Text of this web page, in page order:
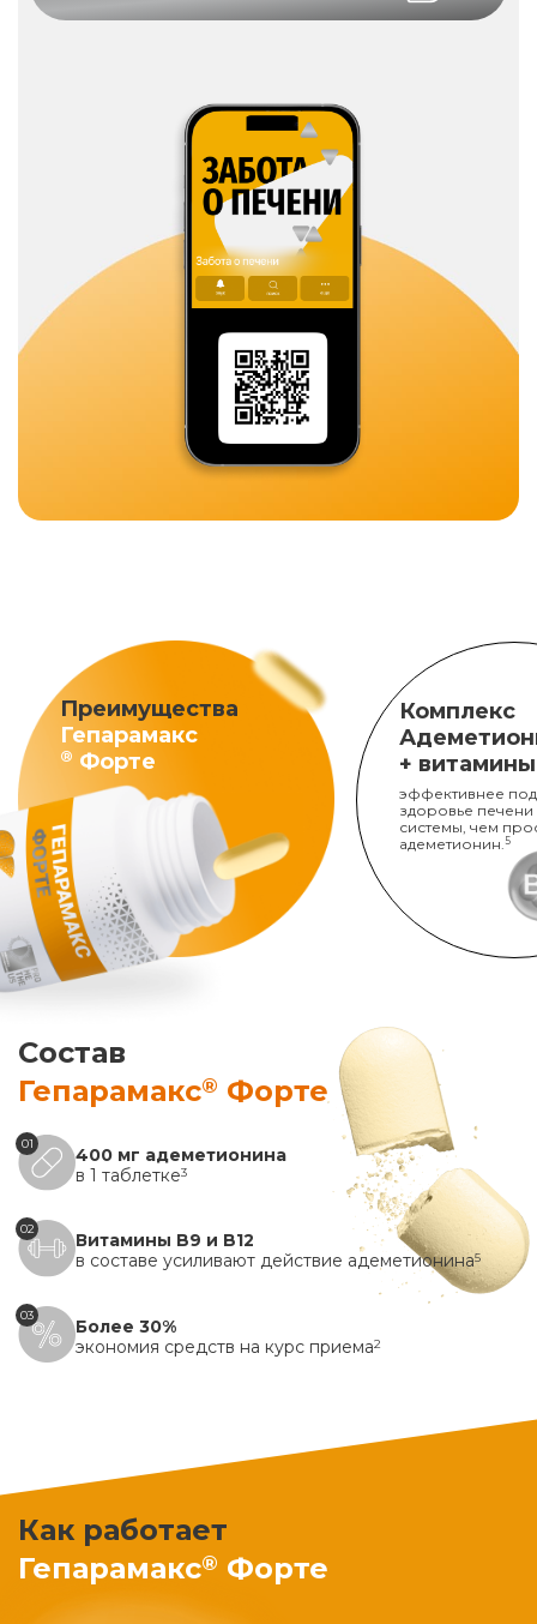
Преимущества
Гепарамакс
® Форте
Комплекс
+
эффективнее
здоровье печени
системы, чем
адеметионин. 5
Состав
Гепарамакс® Форте
01
400 мг адеметионина
в 1 таблетке3
02
Витамины B9 и B12
в составе усиливают действие адеметионина5
03
Более 30%
экономия средств на курс приема2
Как работает
Гепарамакс® Форте